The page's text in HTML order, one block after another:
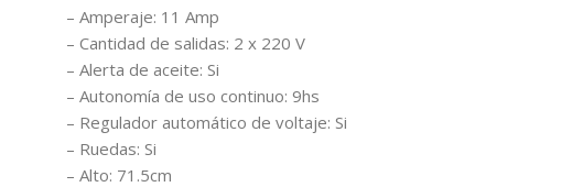
– Amperaje: 11 Amp
– Cantidad de salidas: 2 x 220 V
– Alerta de aceite: Si
– Autonomía de uso continuo: 9hs
– Regulador automático de voltaje: Si
– Ruedas: Si
– Alto: 71.5cm